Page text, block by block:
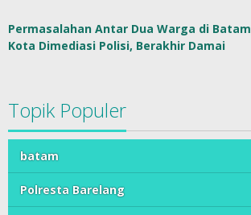
Permasalahan Antar Dua Warga di Batam
Kota Dimediasi Polisi, Berakhir Damai
Topik Populer
batam
Polresta Barelang